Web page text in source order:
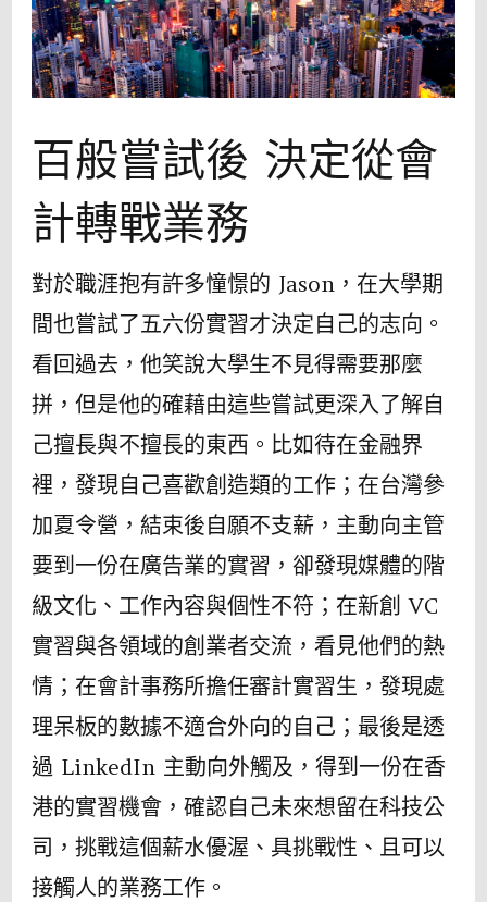
百般嘗試後 決定從會
計轉戰業務
對於職涯抱有許多憧憬的 Jason，在大學期
間也嘗試了五六份實習才決定自己的志向。
看回過去，他笑說大學生不見得需要那麼
拼，但是他的確藉由這些嘗試更深入了解自
己擅長與不擅長的東西。比如待在金融界
裡，發現自己喜歡創造類的工作；在台灣參
加夏令營，結束後自願不支薪，主動向主管
要到一份在廣告業的實習，卻發現媒體的階
級文化、工作內容與個性不符；在新創 VC
實習與各領域的創業者交流，看見他們的熱
情；在會計事務所擔任審計實習生，發現處
理呆板的數據不適合外向的自己；最後是透
過 LinkedIn 主動向外觸及，得到一份在香
港的實習機會，確認自己未來想留在科技公
司，挑戰這個薪水優渥、具挑戰性、且可以
接觸人的業務工作。